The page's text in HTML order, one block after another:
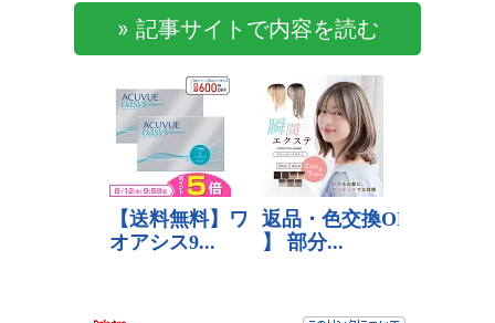
» 記事サイトで内容を読む